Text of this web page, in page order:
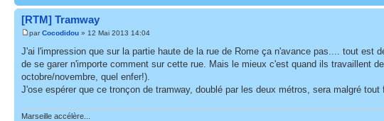
[RTM] Tramway
parCocodidou » 12 Mai 2013 14:04
J'ai l'impression que sur la partie haute de la rue de Rome ça n'avance pas.... tout
de se garer n'importe comment sur cette rue. Mais le mieux c'est quand ils travaillent
octobre/novembre, quel enfer!).
J'ose espérer que ce tronçon de tramway, doublé par les deux métros, sera malgré tout
Marseille accélère...